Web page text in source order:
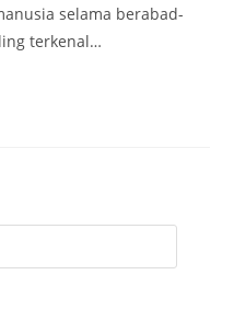
selama berabad-
terkenal…